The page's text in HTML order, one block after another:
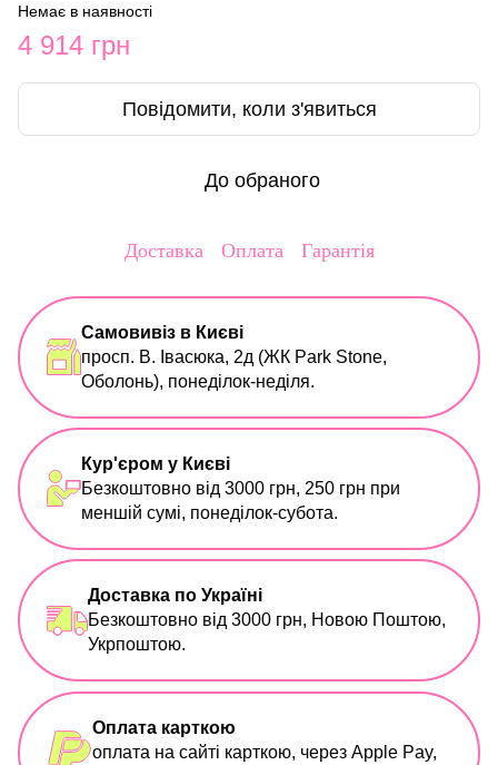
Немає в наявності
4 914 грн
Повідомити, коли з'явиться
До обраного
Доставка Оплата Гарантія
Самовивіз в Києві
просп. В. Івасюка, 2д (ЖК Park Stone,
Оболонь), понеділок-неділя.
Кур'єром у Києві
Безкоштовно від 3000 грн, 250 грн при
меншій сумі, понеділок-субота.
Доставка по Україні
Безкоштовно від 3000 грн, Новою Поштою,
Укрпоштою.
Оплата карткою
оплата на сайті карткою, через Apple Pay,